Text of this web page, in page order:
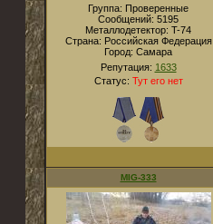
Группа: Проверенные
Сообщений: 5195
Металлодетектор: T-74
Страна: Российская Федерация
Город: Самара
Репутация: 1633
Статус: Тут его нет
MIG-333